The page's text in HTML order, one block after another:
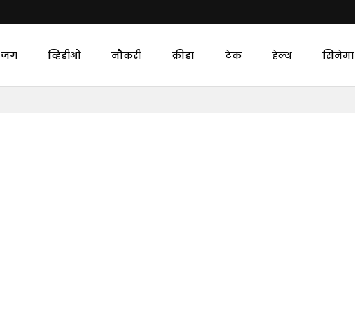
जग व्हिडीओ नौकरी क्रीडा टेक हेल्थ सिनेमा